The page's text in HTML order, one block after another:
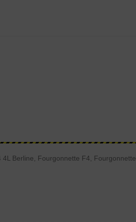
Berline, Fourgonnette F4, Fourgonnette